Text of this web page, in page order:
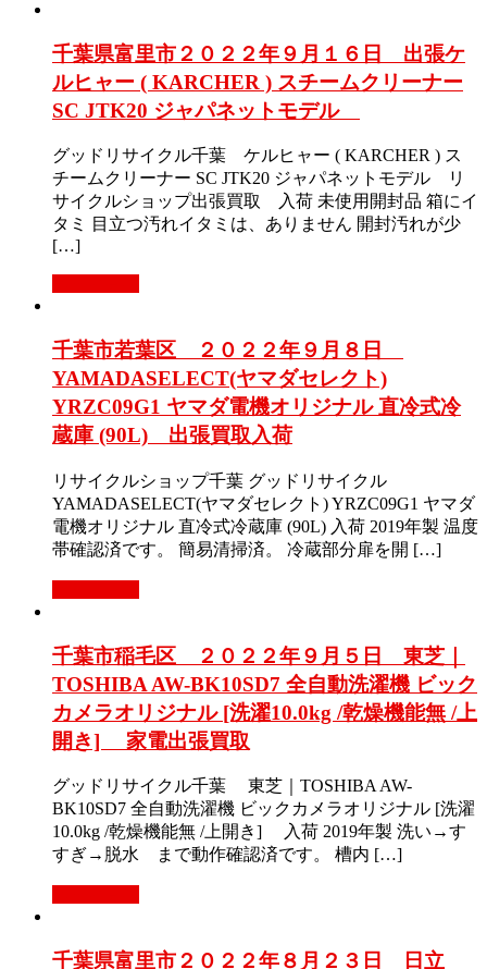
千葉県富里市２０２２年９月１６日 出張ケ
ルヒャー ( KARCHER ) スチームクリーナー
SC JTK20 ジャパネットモデル
グッドリサイクル千葉 ケルヒャー ( KARCHER ) ス
チームクリーナー SC JTK20 ジャパネットモデル リ
サイクルショップ出張買取 入荷 未使用開封品 箱にイ
タミ 目立つ汚れイタミは、ありません 開封汚れが少
[…]
千葉市若葉区 ２０２２年９月８日
YAMADASELECT(ヤマダセレクト)
YRZC09G1 ヤマダ電機オリジナル 直冷式冷
蔵庫 (90L) 出張買取入荷
リサイクルショップ千葉 グッドリサイクル
YAMADASELECT(ヤマダセレクト) YRZC09G1 ヤマダ
電機オリジナル 直冷式冷蔵庫 (90L) 入荷 2019年製 温度
帯確認済です。 簡易清掃済。 冷蔵部分扉を開 […]
千葉市稲毛区 ２０２２年９月５日 東芝｜
TOSHIBA AW-BK10SD7 全自動洗濯機 ビック
カメラオリジナル [洗濯10.0kg /乾燥機能無 /上
開き] 家電出張買取
グッドリサイクル千葉 東芝｜TOSHIBA AW-
BK10SD7 全自動洗濯機 ビックカメラオリジナル [洗濯
10.0kg /乾燥機能無 /上開き] 入荷 2019年製 洗い→す
すぎ→脱水 まで動作確認済です。 槽内 […]
千葉県富里市２０２２年８月２３日 日立